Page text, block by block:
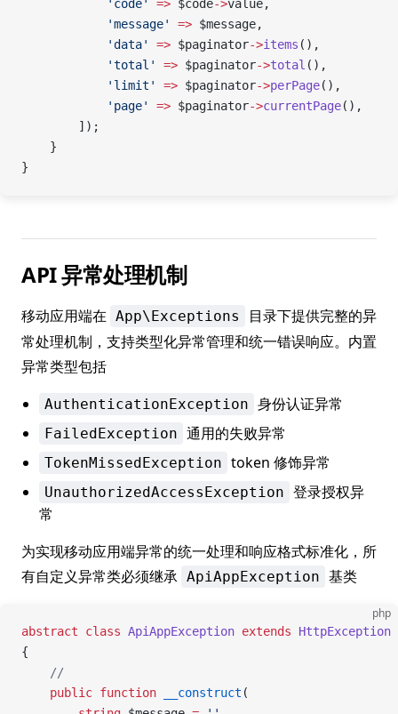
            'code'
=> $code->value,
            'message'
=> $message,
            'data'
=> $paginator->items (),
            'total'
=> $paginator->total (),
            'limit'
=> $paginator->perPage(),
            'page'
=> $paginator->currentPage(),
        ]);
    }
}
API 异常处理机制
移动应用端在 App\Exceptions
目录下提供完整的异
常处理机制，支持类型化异常管理和统一错误响应。内置
异常类型包括
AuthenticationException 身份认证异常
FailedException 通用的失败异常
TokenMissedException token 修饰异常
UnauthorizedAccessException 登录授权异
常
为实现移动应用端异常的统一处理和响应格式标准化，所
有自定义异常类必须继承 ApiAppException 基类
php
abstract class ApiAppException extends HttpException
{
    //
    public
function __construct (